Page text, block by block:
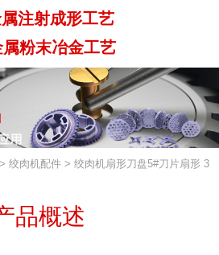
PM 金属粉末治金工艺
注射成形工艺
粉末冶金工艺
> 绞肉机配件 > 绞肉机扇形刀盘5#刀片扇形 3
品概述